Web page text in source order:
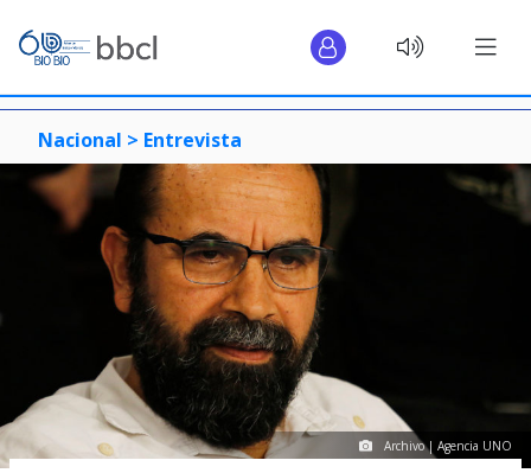
Nacional > Entrevista
Archivo | Agencia UNO